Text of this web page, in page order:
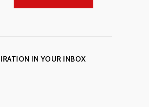
IN YOUR INBOX